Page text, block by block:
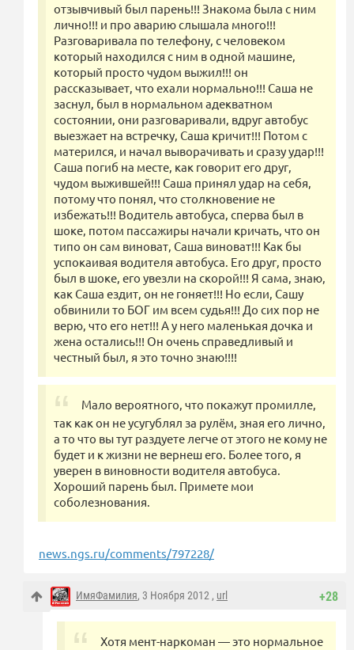
отзывчивый был парень!!! Знакома была с ним
лично!!! и про аварию слышала много!!!
Разговаривала по телефону, с человеком
который находился с ним в одной машине,
который просто чудом выжил!!! он
рассказывает, что ехали нормально!!! Саша не
заснул, был в нормальном адекватном
состоянии, они разговаривали, вдруг автобус
выезжает на встречку, Саша кричит!!! Потом с
матерился, и начал выворачивать и сразу удар!!!
Саша погиб на месте, как говорит его друг,
чудом выжившей!!! Саша принял удар на себя,
потому что понял, что столкновение не
избежать!!! Водитель автобуса, сперва был в
шоке, потом пассажиры начали кричать, что он
типо он сам виноват, Саша виноват!!! Как бы
успокаивая водителя автобуса. Его друг, просто
был в шоке, его увезли на скорой!!! Я сама, знаю,
как Саша ездит, он не гоняет!!! Но если, Сашу
обвинили то БОГ им всем судья!!! До сих пор не
верю, что его нет!!! А у него маленькая дочка и
жена остались!!! Он очень справедливый и
честный был, я это точно знаю!!!!
Мало вероятного, что покажут промилле,
так как он не усугублял за рулём, зная его лично,
а то что вы тут раздуете легче от этого не кому не
будет и к жизни не вернеш его. Более того, я
уверен в виновности водителя автобуса.
Хороший парень был. Примете мои
соболезнования.
news.ngs.ru/comments/797228/
+28
ИмяФамилия, 3 Ноября 2012 , url
Хотя мент-наркоман — это нормальное